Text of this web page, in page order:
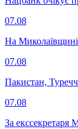
07.08
На Миколаївщині
07.08
Пакистан,
07.08
За екссекретаря